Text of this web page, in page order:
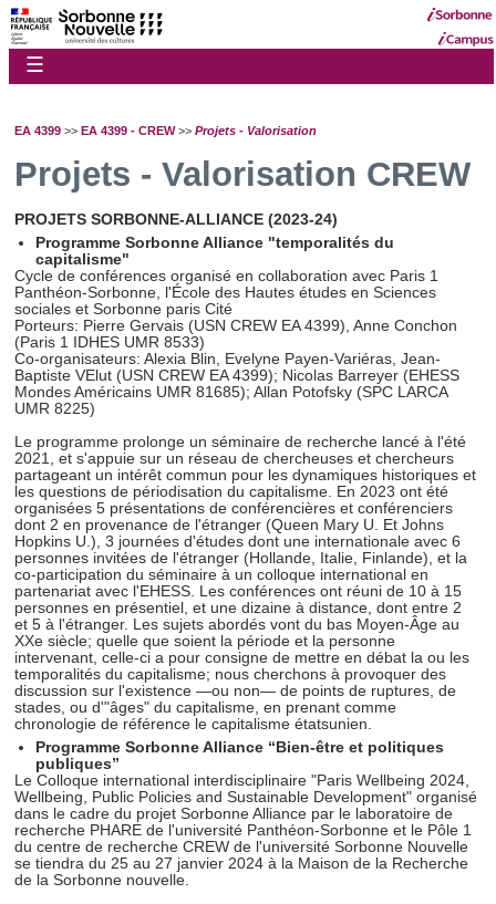
☰
EA 4399 >> EA 4399 - CREW>> Projets - Valorisation
Projets - Valorisation CREW
PROJETS SORBONNE-ALLIANCE (2023-24)
Programme Sorbonne Alliance "temporalités du
capitalisme"
Cycle de conférences organisé en collaboration avec Paris 1
Panthéon-Sorbonne, l'École des Hautes études en Sciences
sociales et Sorbonne paris Cité
Porteurs: Pierre Gervais (USN CREW EA 4399), Anne Conchon
(Paris 1 IDHES UMR 8533)
Co-organisateurs: Alexia Blin, Evelyne Payen-Variéras, Jean-
Baptiste VElut (USN CREW EA 4399); Nicolas Barreyer (EHESS
Mondes Américains UMR 81685); Allan Potofsky (SPC LARCA
UMR 8225)
Le programme prolonge un séminaire de recherche lancé à l'été
2021, et s'appuie sur un réseau de chercheuses et chercheurs
partageant un intérêt commun pour les dynamiques historiques et
les questions de périodisation du capitalisme. En 2023 ont été
organisées 5 présentations de conférencières et conférenciers
dont 2 en provenance de l'étranger (Queen Mary U. Et Johns
Hopkins U.), 3 journées d'études dont une internationale avec 6
personnes invitées de l'étranger (Hollande, Italie, Finlande), et la
co-participation du séminaire à un colloque international en
partenariat avec l'EHESS. Les conférences ont réuni de 10 à 15
personnes en présentiel, et une dizaine à distance, dont entre 2
et 5 à l'étranger. Les sujets abordés vont du bas Moyen-Âge au
XXe siècle; quelle que soient la période et la personne
intervenant, celle-ci a pour consigne de mettre en débat la ou les
temporalités du capitalisme; nous cherchons à provoquer des
discussion sur l'existence —ou non— de points de ruptures, de
stades, ou d'"âges" du capitalisme, en prenant comme
chronologie de référence le capitalisme étatsunien.
Programme Sorbonne Alliance “Bien-être et politiques
publiques”
Le Colloque international interdisciplinaire "Paris Wellbeing 2024,
Wellbeing, Public Policies and Sustainable Development" organisé
dans le cadre du projet Sorbonne Alliance par le laboratoire de
recherche PHARE de l'université Panthéon-Sorbonne et le Pôle 1
du centre de recherche CREW de l'université Sorbonne Nouvelle
se tiendra du 25 au 27 janvier 2024 à la Maison de la Recherche
de la Sorbonne nouvelle.